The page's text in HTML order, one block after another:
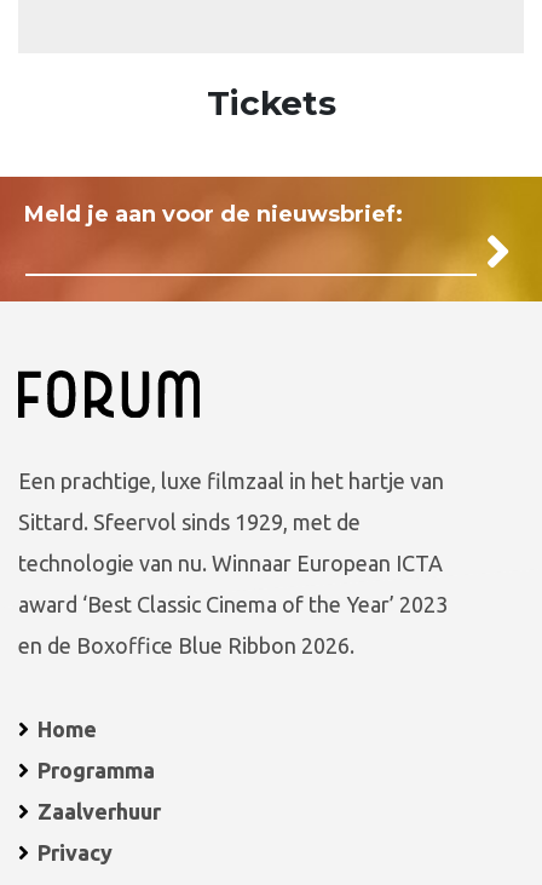
Tickets
Meld je aan voor de nieuwsbrief:
Een prachtige, luxe filmzaal in het hartje van
Sittard. Sfeervol sinds 1929, met de
technologie van nu. Winnaar European ICTA
award ‘Best Classic Cinema of the Year’ 2023
en de Boxoffice Blue Ribbon 2026.
Home
Programma
Zaalverhuur
Privacy